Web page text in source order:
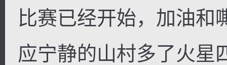
比赛已经开始，加油和
应宁静的山村多了火星